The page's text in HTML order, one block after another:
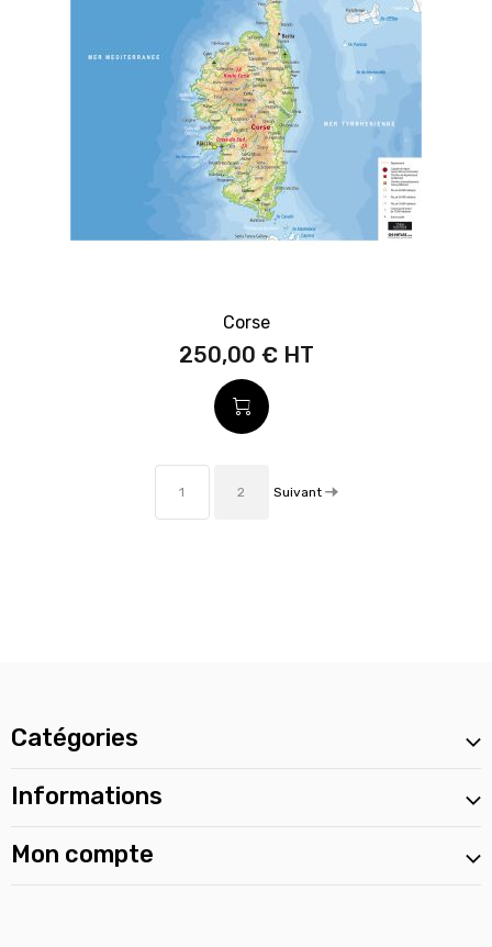
Corse
250,00 €
1 2 Suivant
Catégories
Informations
Mon compte